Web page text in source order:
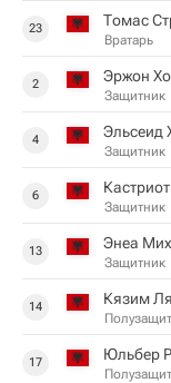
23 Томас
Вратарь
2 Эржон
Защитник
4 Эльсеид
Защитник
6
Защитник
13 Энеа
Защитник
14 Кязим
17 Юльбер